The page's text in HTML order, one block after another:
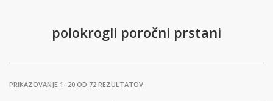
polokrogli poročni prstani
PRIKAZOVANJE 1–20 OD 72 REZULTATOVRAZVRŠČENO